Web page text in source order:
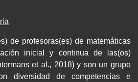
de profesoras(es) de matemáticas
inicial y continua de las(os)
et al., 2018) y son un grupo
diversidad de competencias e